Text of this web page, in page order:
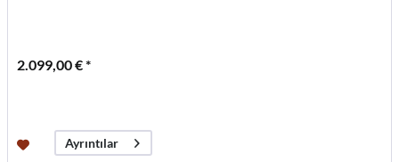
2.099,00 € *
Ayrıntılar